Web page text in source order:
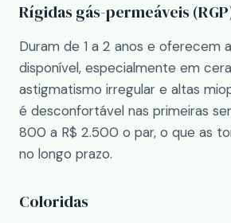
Rígidas gás-permeáveis
Duram de 1 a 2 anos e oferecem
disponível, especialmente em
astigmatismo irregular e altas
é desconfortável nas primeiras
800 a R$ 2.500 o par, o que as
no longo prazo.
Coloridas